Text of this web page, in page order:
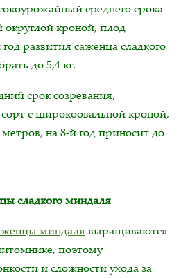
среднего срока
округлой кроной, плод
развития саженца сладкого
до 5,4 кг.
срок созревания,
с широкоовальной кроной,
на 8-й год приносит до
сладкого миндаля
миндаля выращиваются
поэтому
и сложности ухода за